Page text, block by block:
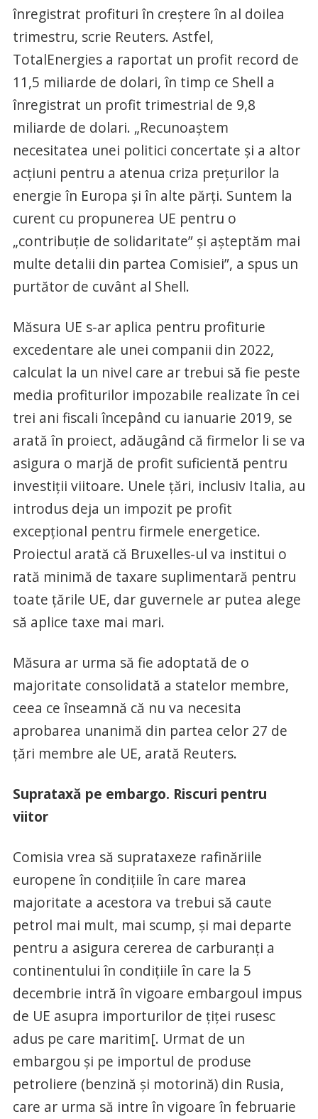
înregistrat profituri în creștere în al doilea
trimestru, scrie Reuters. Astfel,
TotalEnergies a raportat un profit record de
11,5 miliarde de dolari, în timp ce Shell a
înregistrat un profit trimestrial de 9,8
miliarde de dolari. „Recunoaștem
necesitatea unei politici concertate și a altor
acțiuni pentru a atenua criza prețurilor la
energie în Europa și în alte părți. Suntem la
curent cu propunerea UE pentru o
„contribuție de solidaritate” și așteptăm mai
multe detalii din partea Comisiei”, a spus un
purtător de cuvânt al Shell.
Măsura UE s-ar aplica pentru profiturie
excedentare ale unei companii din 2022,
calculat la un nivel care ar trebui să fie peste
media profiturilor impozabile realizate în cei
trei ani fiscali începând cu ianuarie 2019, se
arată în proiect, adăugând că firmelor li se va
asigura o marjă de profit suficientă pentru
investiții viitoare. Unele țări, inclusiv Italia, au
introdus deja un impozit pe profit
excepțional pentru firmele energetice.
Proiectul arată că Bruxelles-ul va institui o
rată minimă de taxare suplimentară pentru
toate țările UE, dar guvernele ar putea alege
să aplice taxe mai mari.
Măsura ar urma să fie adoptată de o
majoritate consolidată a statelor membre,
ceea ce înseamnă că nu va necesita
aprobarea unanimă din partea celor 27 de
țări membre ale UE, arată Reuters.
Suprataxă pe embargo. Riscuri pentru
viitor
Comisia vrea să suprataxeze rafinăriile
europene în condițiile în care marea
majoritate a acestora va trebui să caute
petrol mai mult, mai scump, și mai departe
pentru a asigura cererea de carburanți a
continentului în condițiile în care la 5
decembrie intră în vigoare embargoul impus
de UE asupra importurilor de țiței rusesc
adus pe care maritim[. Urmat de un
embargou și pe importul de produse
petroliere (benzină și motorină) din Rusia,
care ar urma să intre în vigoare în februarie